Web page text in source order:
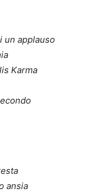
un applauso
Karma
ansia